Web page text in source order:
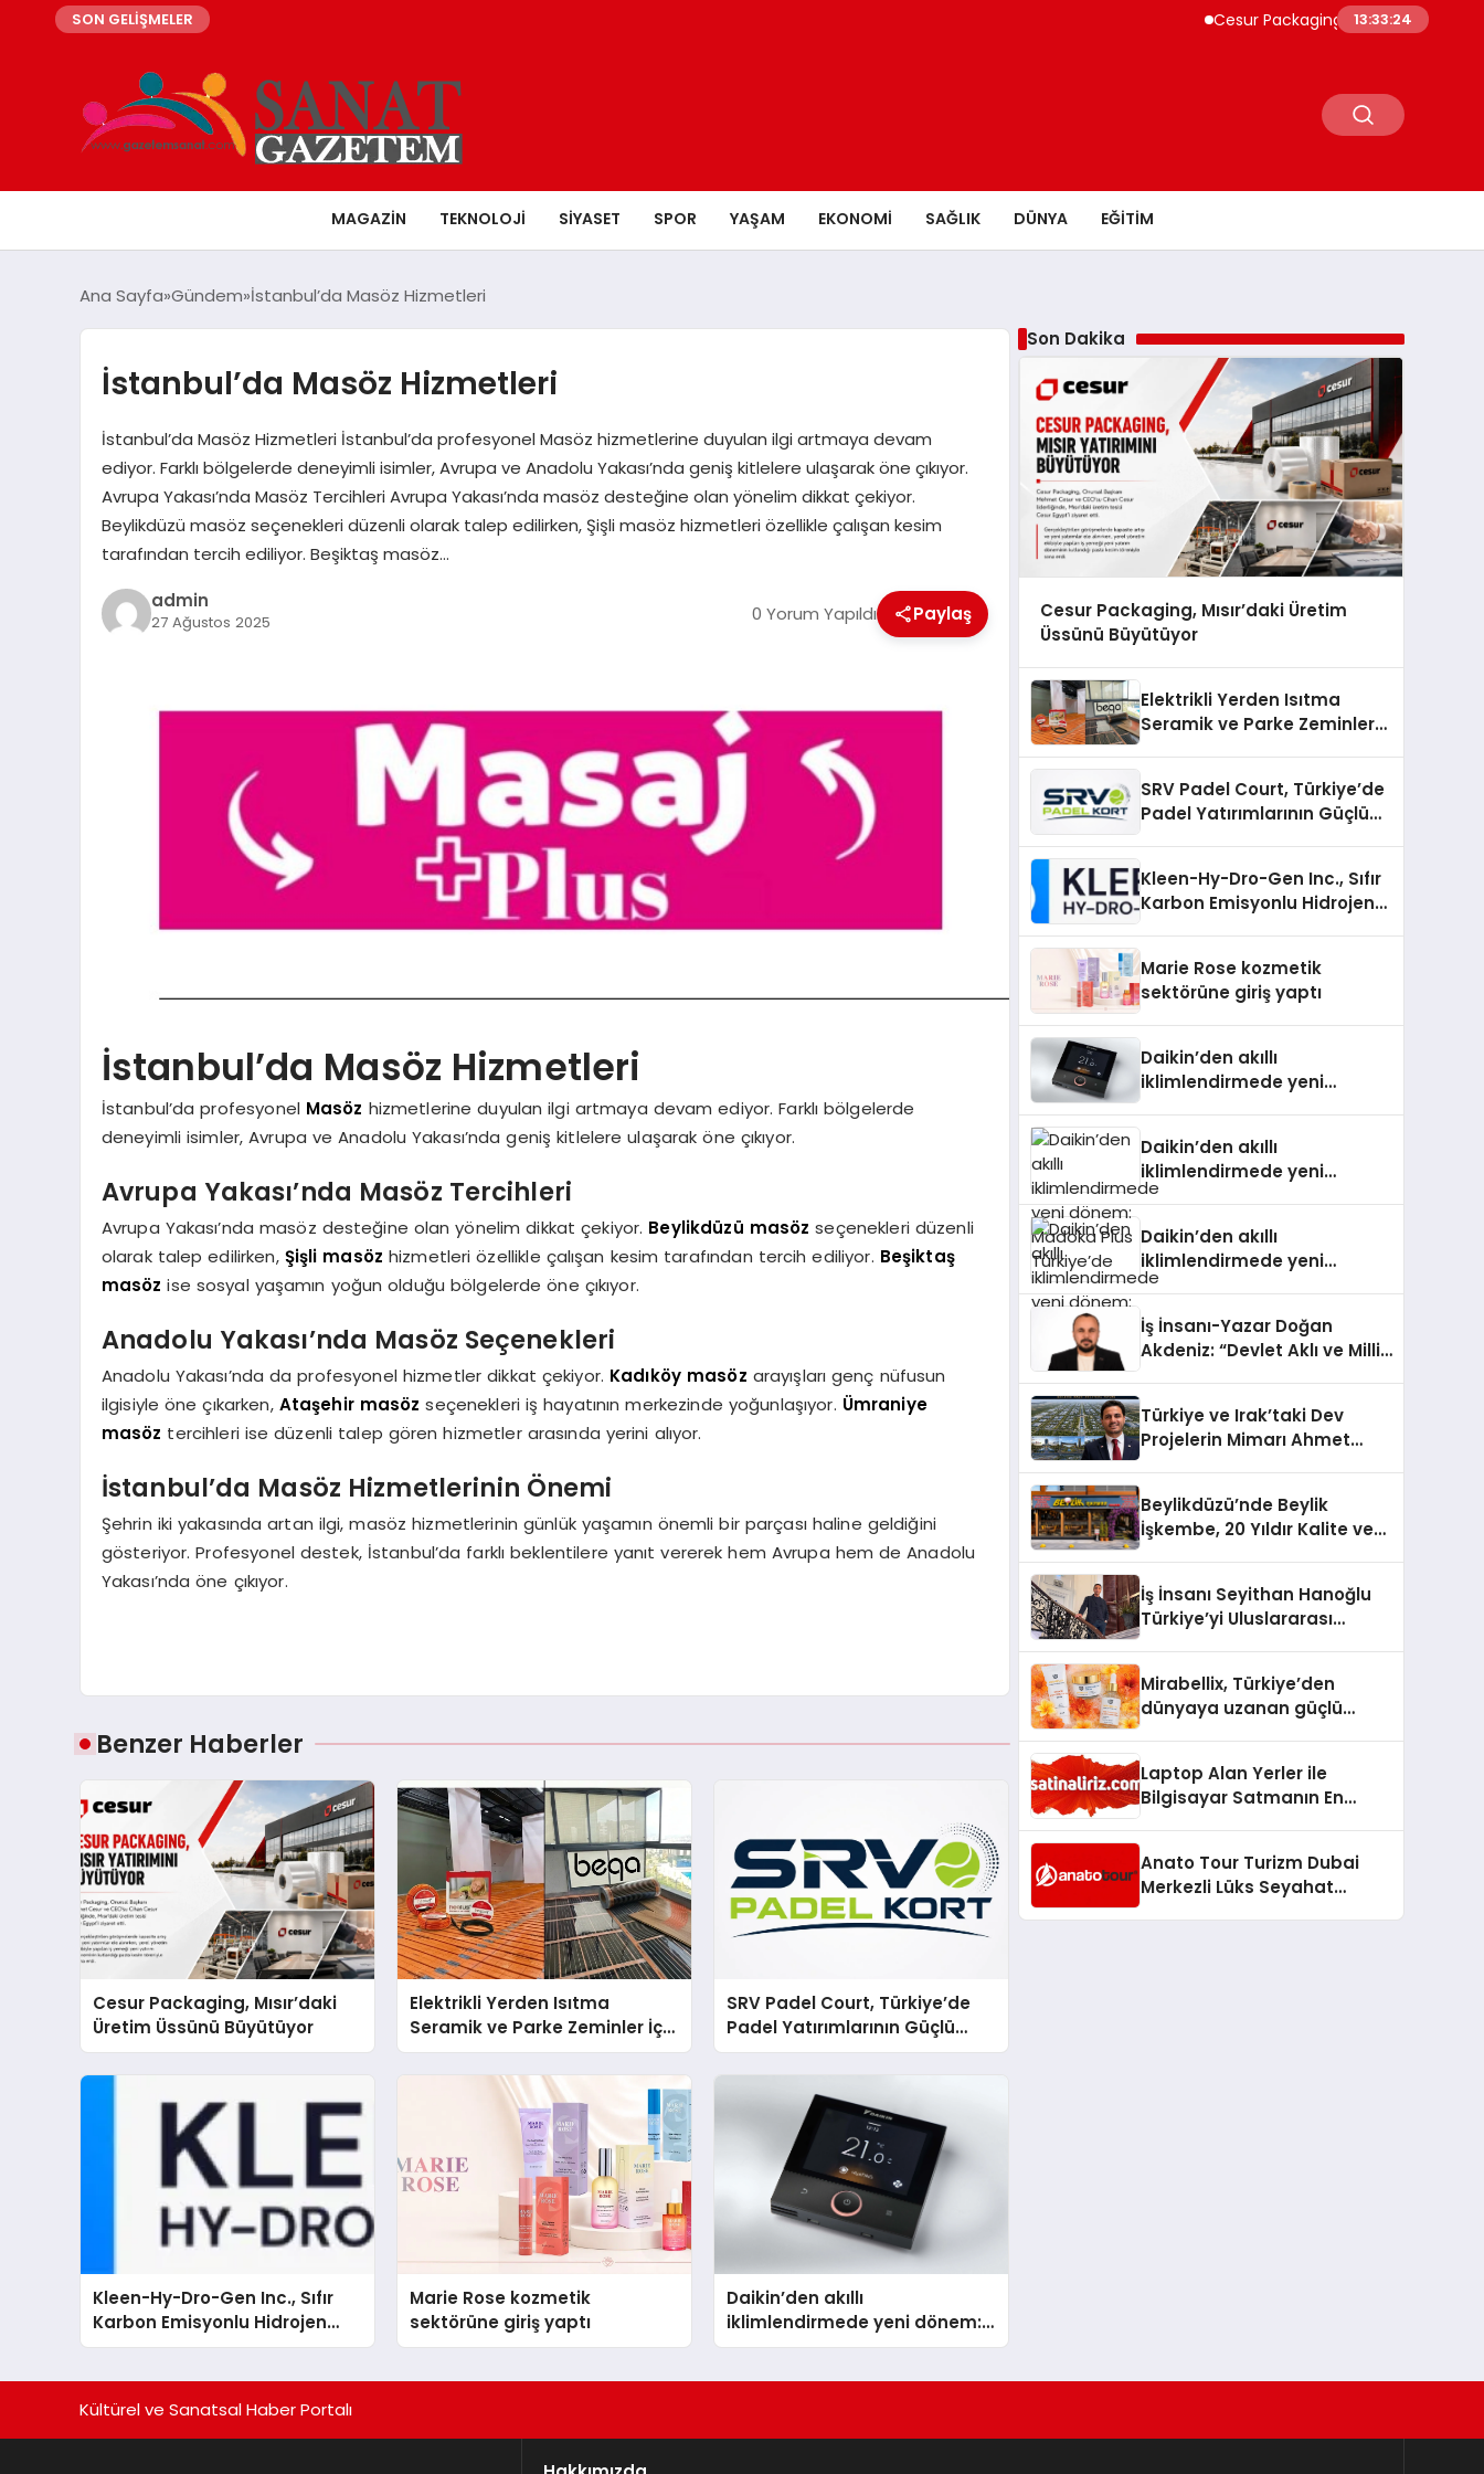
SON GELİŞMELER Cesur Packaging, Mısır’daki Üretim
13:33:25
MAGAZIN TEKNOLOJI SIYASET SPOR YAŞAM EKONOMI SAĞLIK DÜNYA EĞITIM
Ana Sayfa Gündem İstanbul’da Masöz Hizmetleri
İstanbul’da Masöz Hizmetleri
İstanbul’da Masöz Hizmetleri İstanbul’da profesyonel Masöz hizmetlerine duyulan ilgi artmaya devam
ediyor. Farklı bölgelerde deneyimli isimler, Avrupa ve Anadolu Yakası’nda geniş kitlelere ulaşarak öne çıkıyor.
Avrupa Yakası’nda Masöz Tercihleri Avrupa Yakası’nda masöz desteğine olan yönelim dikkat çekiyor.
Beylikdüzü masöz seçenekleri düzenli olarak talep edilirken, Şişli masöz hizmetleri özellikle çalışan kesim
tarafından tercih ediliyor. Beşiktaş masöz…
admin
27 Ağustos 2025 0 Yorum Yapıldı Paylaş
İstanbul’da Masöz Hizmetleri
İstanbul’da profesyonel Masöz hizmetlerine duyulan ilgi artmaya devam ediyor. Farklı bölgelerde
deneyimli isimler, Avrupa ve Anadolu Yakası’nda geniş kitlelere ulaşarak öne çıkıyor.
Avrupa Yakası’nda Masöz Tercihleri
Avrupa Yakası’nda masöz desteğine olan yönelim dikkat çekiyor. Beylikdüzü masöz seçenekleri düzenli
olarak talep edilirken, Şişli masöz hizmetleri özellikle çalışan kesim tarafından tercih ediliyor. Beşiktaş
masöz ise sosyal yaşamın yoğun olduğu bölgelerde öne çıkıyor.
Anadolu Yakası’nda Masöz Seçenekleri
Anadolu Yakası’nda da profesyonel hizmetler dikkat çekiyor. Kadıköy masöz arayışları genç nüfusun
ilgisiyle öne çıkarken, Ataşehir masöz seçenekleri iş hayatının merkezinde yoğunlaşıyor. Ümraniye
masöz tercihleri ise düzenli talep gören hizmetler arasında yerini alıyor.
İstanbul’da Masöz Hizmetlerinin Önemi
Şehrin iki yakasında artan ilgi, masöz hizmetlerinin günlük yaşamın önemli bir parçası haline geldiğini
gösteriyor. Profesyonel destek, İstanbul’da farklı beklentilere yanıt vererek hem Avrupa hem de Anadolu
Yakası’nda öne çıkıyor.
Benzer Haberler
Cesur Packaging, Mısır’daki
Üretim Üssünü Büyütüyor
Elektrikli Yerden Isıtma
Seramik ve Parke Zeminler İçin
En Verimli Çözümler
SRV Padel Court, Türkiye’de
Padel Yatırımlarının Güçlü
Markası Olmayı Sürdürüyor
Kleen-Hy-Dro-Gen Inc., Sıfır
Karbon Emisyonlu Hidrojen
Isıtma Teknolojisinde ISO ve
Marie Rose kozmetik
sektörüne giriş yaptı
Daikin’den akıllı
iklimlendirmede yeni dönem:
Madoka Plus Türkiye’de
Son Dakika
Cesur Packaging, Mısır’daki Üretim
Üssünü Büyütüyor
Elektrikli Yerden Isıtma
Seramik ve Parke Zeminler
SRV Padel Court, Türkiye’de
Padel Yatırımlarının Güçlü
Kleen-Hy-Dro-Gen Inc., Sıfır
Karbon Emisyonlu Hidrojen
Aldı
Marie Rose kozmetik
sektörüne giriş yaptı
Daikin’den akıllı
iklimlendirmede yeni
Daikin’den akıllı
iklimlendirmede yeni
dönem: Madoka Plus
Daikin’den akıllı
iklimlendirmede yeni
dönem: Madoka Plus
İş İnsanı-Yazar Doğan
Akdeniz: “Devlet Aklı ve Milli
Türkiye ve Irak’taki Dev
Projelerin Mimarı Ahmet
Holding Industrial City”
Projesini Hayata Geçirecek
Beylikdüzü’nde Beylik
İşkembe, 20 Yıldır Kalite ve
İş İnsanı Seyithan Hanoğlu
Türkiye’yi Uluslararası
Mirabellix, Türkiye’den
dünyaya uzanan güçlü
Laptop Alan Yerler ile
Bilgisayar Satmanın En
Anato Tour Turizm Dubai
Merkezli Lüks Seyahat
Kültürel ve Sanatsal Haber Portalı